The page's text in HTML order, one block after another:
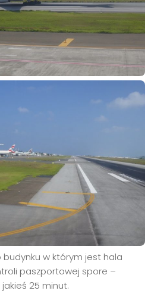
w którym jest hala
paszportowej spore –
25 minut.